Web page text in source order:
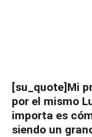
[su_quote]Mi
por el mismo
importa es
siendo un